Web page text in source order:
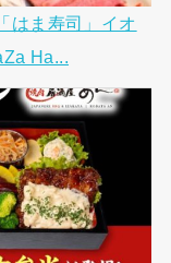
はま寿司」イオ
Ha...